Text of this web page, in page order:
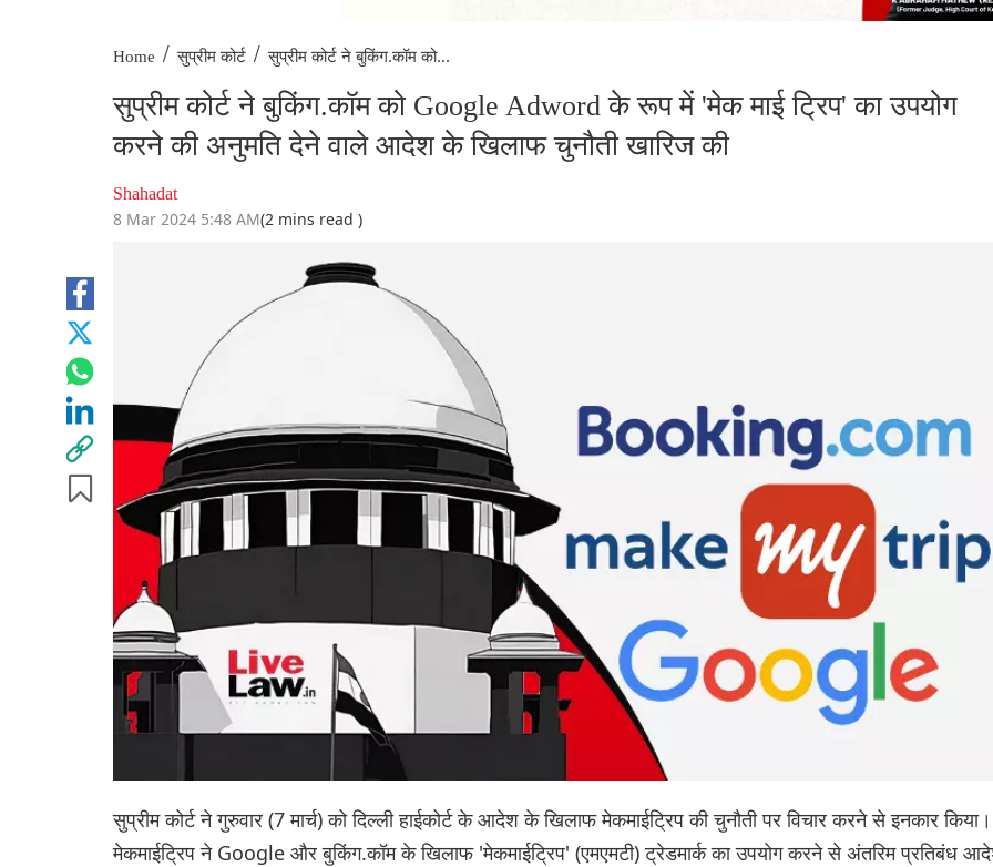
Home / सुप्रीम कोर्ट / सुप्रीम कोर्ट ने बुकिंग.कॉम को...
सुप्रीम कोर्ट ने बुकिंग.कॉम को Google Adword के रूप में 'मेक माई ट्रिप' का उपयोग
करने की अनुमति देने वाले आदेश के खिलाफ चुनौती खारिज की
Shahadat
8 Mar 2024 5:48 AM(2 mins read )
सुप्रीम कोर्ट ने गुरुवार (7 मार्च) को दिल्ली हाईकोर्ट के आदेश के खिलाफ मेकमाईट्रिप की चुनौती पर विचार करने से इनकार किया।
मेकमाईट्रिप ने Google और बुकिंग.कॉम के खिलाफ 'मेकमाईट्रिप' (एमएमटी) ट्रेडमार्क का उपयोग करने से अंतरिम प्रतिबंध